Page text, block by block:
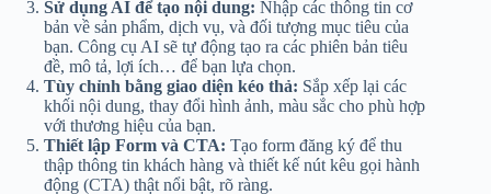
Sử dụng AI để tạo nội dung: Nhập các thông tin cơ
bản về sản phẩm, dịch vụ, và đối tượng mục tiêu của
bạn. Công cụ AI sẽ tự động tạo ra các phiên bản tiêu
đề, mô tả, lợi ích… để bạn lựa chọn.
Tùy chỉnh bằng giao diện kéo thả: Sắp xếp lại các
khối nội dung, thay đổi hình ảnh, màu sắc cho phù hợp
với thương hiệu của bạn.
Thiết lập Form và CTA: Tạo form đăng ký để thu
thập thông tin khách hàng và thiết kế nút kêu gọi hành
động (CTA) thật nổi bật, rõ ràng.